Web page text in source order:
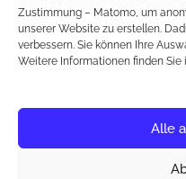
Zustimmung – Matomo, um
unserer Website zu erstellen.
verbessern. Sie können Ihre
Weitere Informationen finden Sie
Alle
Newsletter